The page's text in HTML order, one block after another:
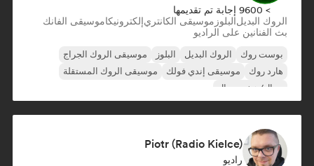
> 9600 إجابة تم تقديمها
الروك البديلالبلوز موسيقى الكانتريإلكترونيكاموسيقى الفانك
بث الفنانين على الراديو
بوست روك الروك البديل البلوز
موسيقى الروك الجراج
هارد روك
موسيقى إندي فولك
موسيقى الروك المستقلة
ميتال/هيفي ميتال
Piotr (Radio Kielce)
راديو